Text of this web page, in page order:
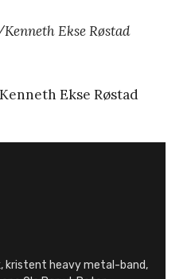
Ekse Røstad
Ekse Røstad
kristent heavy metal-band,